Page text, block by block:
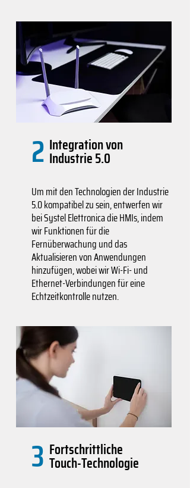
2 Integration von
Industrie 5.0
Um mit den Technologien der Industrie
5.0 kompatibel zu sein, entwerfen wir
bei Systel Elettronica die HMIs, indem
wir Funktionen für die
Fernüberwachung und das
Aktualisieren von Anwendungen
hinzufügen, wobei wir Wi-Fi- und
Ethernet-Verbindungen für eine
Echtzeitkontrolle nutzen.
3 Fortschrittliche
Touch-Technologie